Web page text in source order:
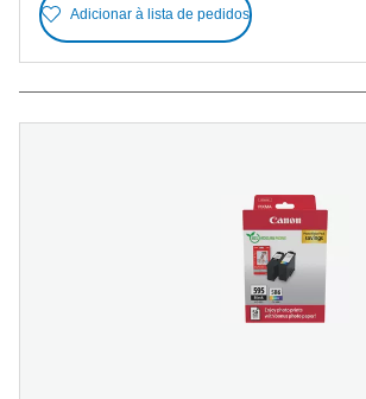
Adicionar à lista de pedidos